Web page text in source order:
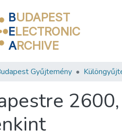
BUDAPEST
ELECTRONIC
ARCHIVE
Gyűjtemény